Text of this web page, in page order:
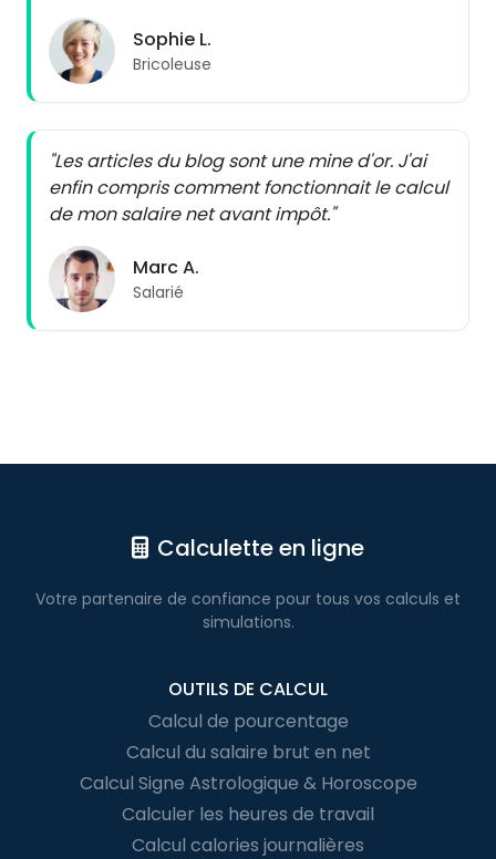
Sophie L.
Bricoleuse
"Les articles du blog sont une mine d'or. J'ai
enfin compris comment fonctionnait le calcul
de mon salaire net avant impôt."
Marc A.
Salarié
Calculette en ligne
Votre partenaire de confiance pour tous vos calculs et
simulations.
OUTILS DE CALCUL
Calcul de pourcentage
Calcul du salaire brut en net
Calcul Signe Astrologique & Horoscope
Calculer les heures de travail
Calcul calories journalières